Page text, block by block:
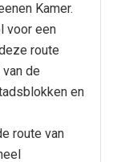
Kamer.
voor een
route
de
en
route van